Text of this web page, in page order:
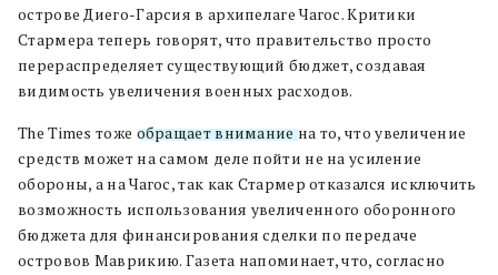
острове Диего-Гарсия в архипелаге Чагос. Критики
Стармера теперь говорят, что правительство просто
перераспределяет существующий бюджет, создавая
видимость увеличения военных расходов.
The Times тоже обращает вниманиена то, что увеличение
средств может на самом деле пойти не на усиление
обороны, а на Чагос, так как Стармер отказался исключить
возможность использования увеличенного оборонного
бюджета для финансирования сделки по передаче
островов Маврикию. Газета напоминает, что, согласно